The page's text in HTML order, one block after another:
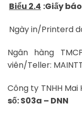
Biểu 2.4 :Giấy
Ngày in/Printerd
Ngân hàng
viên/Teller:
Công ty
số: S03a – DNN